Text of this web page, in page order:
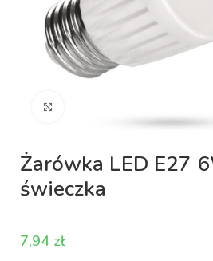
Żarówka LED E27
świeczka
zł